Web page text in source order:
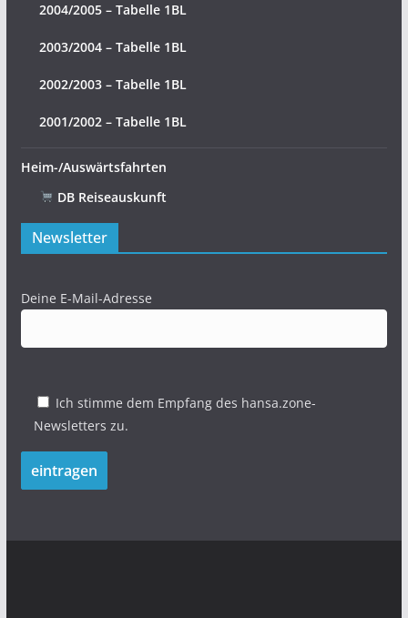
2004/2005 – Tabelle 1BL
2003/2004 – Tabelle 1BL
2002/2003 – Tabelle 1BL
2001/2002 – Tabelle 1BL
Heim-/Auswärtsfahrten
DB Reiseauskunft
Newsletter
Deine E-Mail-Adresse
Ich stimme dem Empfang des hansa.zone-
Newsletters zu.